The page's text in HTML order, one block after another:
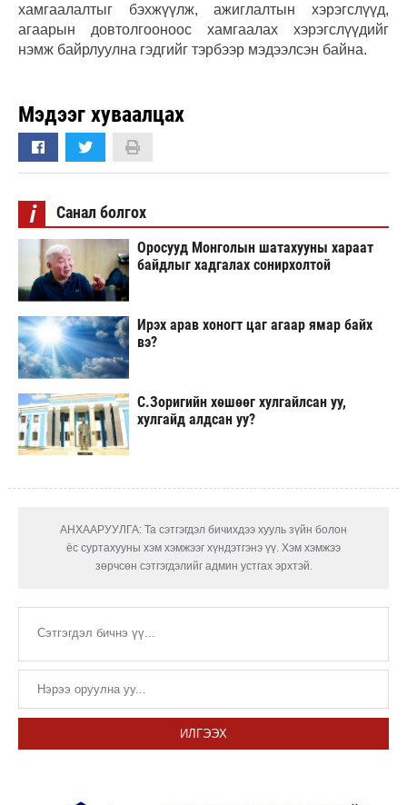
хамгаалалтыг бэхжүүлж, ажиглалтын хэрэгслүүд,
агаарын довтолгооноос хамгаалах хэрэгслүүдийг
нэмж байрлуулна гэдгийг тэрбээр мэдээлсэн байна.
Мэдээг хуваалцах
i Санал болгох
Оросууд Монголын шатахууны хараат
байдлыг хадгалах сонирхолтой
Ирэх арав хоногт цаг агаар ямар байх
вэ?
С.Зоригийн хөшөөг хулгайлсан уу,
хулгайд алдсан уу?
АНХААРУУЛГА: Та сэтгэгдэл бичихдээ хууль зүйн болон
ёс суртахууны хэм хэмжээг хүндэтгэнэ үү. Хэм хэмжээ
зөрчсөн сэтгэгдэлийг админ устгах эрхтэй.
ИЛГЭЭХ